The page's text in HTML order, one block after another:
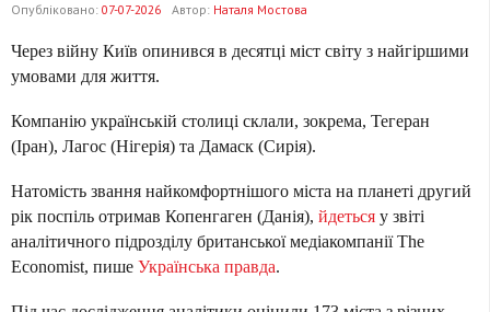
Опубліковано: 07-07-2026 Автор: Наталя Мостова
Через війну Київ опинився в десятці міст світу з найгіршими
умовами для життя.
Компанію українській столиці склали, зокрема, Тегеран
(Іран), Лагос (Нігерія) та Дамаск (Сирія).
Натомість звання найкомфортнішого міста на планеті другий
рік поспіль отримав Копенгаген (Данія), йдеться у звіті
аналітичного підрозділу британської медіакомпанії The
Economist, пише Українська правда.